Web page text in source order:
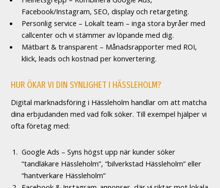
Facebook/Instagram, SEO, display och retargeting.
Personlig service – Lokalt team – inga stora byråer med
callcenter och vi stämmer av löpande med dig.
Mätbart & transparent – Månadsrapporter med ROI,
klick, leads och kostnad per konvertering.
HUR ÖKAR VI DIN SYNLIGHET I HÄSSLEHOLM?
Digital marknadsföring i Hässleholm handlar om att matcha
dina erbjudanden med vad folk söker. Till exempel hjälper vi
ofta företag med:
Google Ads – Syns högst upp när kunder söker
“tandläkare Hässleholm”, “bilverkstad Hässleholm” eller
“hantverkare Hässleholm”